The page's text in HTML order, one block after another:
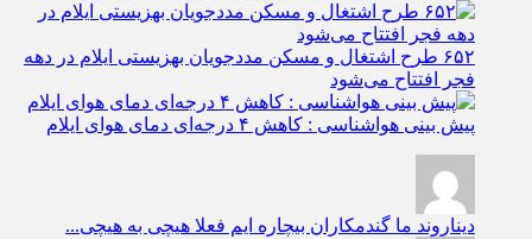
۶۵۲ طرح اشتغال و مسکن مددجویان بهزیستی ایلام در دهه
فجر افتتاح می‌شود
پیش بینی هواشناسی : کاهش ۴ درجه‌ای دمای هوای ایلام
دیناروند ما گندمکاران بیچاره ایم فعلا هیچی به هیچی...